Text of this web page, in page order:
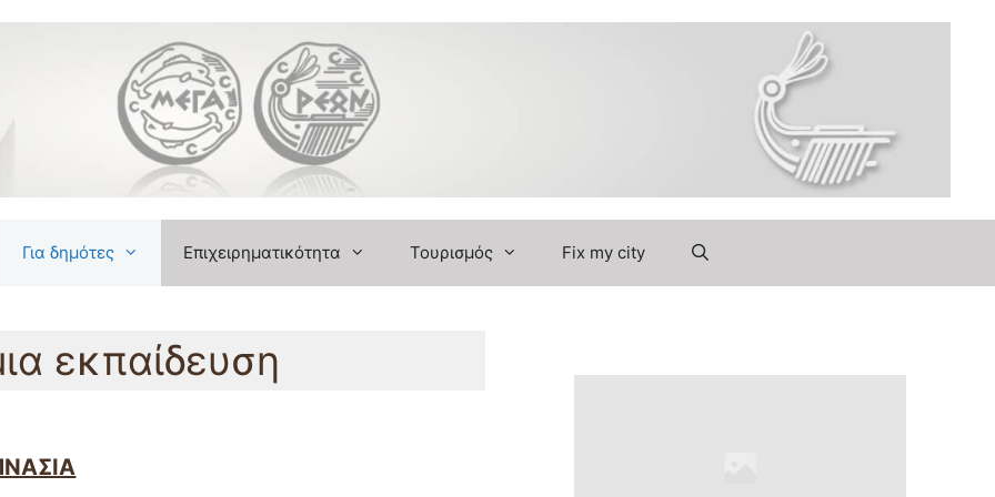
Για δημότες Επιχειρηματικότητα Τουρισμός Fix my city
εκπαίδευση
Get 30% off your first purchase